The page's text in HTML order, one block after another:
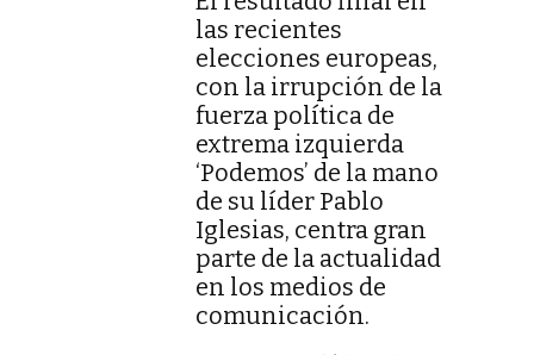
las recientes
elecciones europeas,
con la irrupción de la
fuerza política de
extrema izquierda
‘Podemos’ de la mano
de su líder Pablo
Iglesias, centra gran
parte de la actualidad
en los medios de
comunicación.